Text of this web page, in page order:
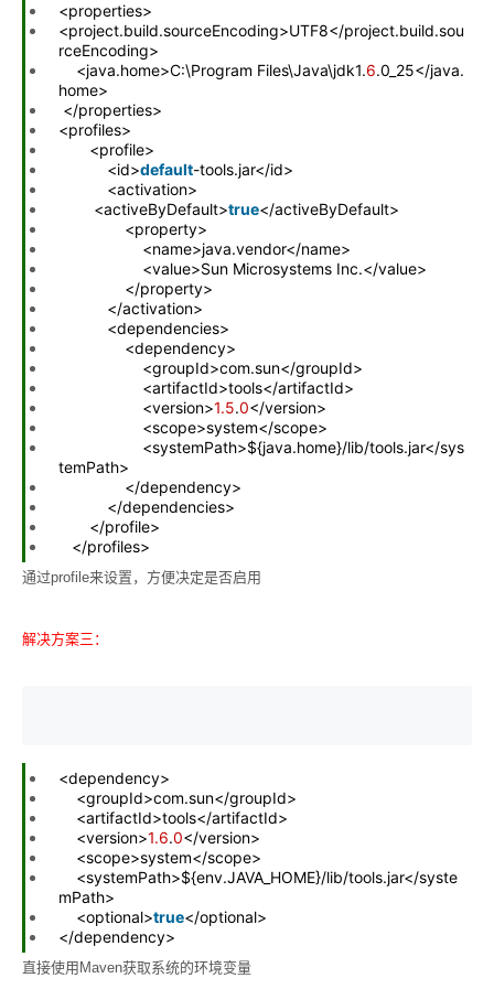
<properties>
<project.build.sourceEncoding>UTF8</project.build.sou
rceEncoding>
<java.home>C:\Program Files\Java\jdk1.6.0_25</java.
home>
</properties>
<profiles>
<profile>
<id>default-tools.jar</id>
<activation>
<activeByDefault>true</activeByDefault>
<property>
<name>java.vendor</name>
<value>Sun Microsystems Inc.</value>
</property>
</activation>
<dependencies>
<dependency>
<groupId>com.sun</groupId>
<artifactId>tools</artifactId>
<version>1.5.0</version>
<scope>system</scope>
<systemPath>${java.home}/lib/tools.jar</sys
temPath>
</dependency>
</dependencies>
</profile>
</profiles>
通过profile来设置，方便决定是否启用
解决方案三：
<dependency>
<groupId>com.sun</groupId>
<artifactId>tools</artifactId>
<version>1.6.0</version>
<scope>system</scope>
<systemPath>${env.JAVA_HOME}/lib/tools.jar</syste
mPath>
<optional>true</optional>
</dependency>
直接使用Maven获取系统的环境变量